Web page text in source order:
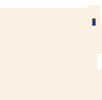
0